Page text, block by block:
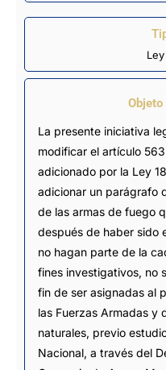
La presente iniciativa
modificar el artículo
adicionado por la Ley
adicionar un parágrafo
de las armas de fuego
después de haber sido
no hagan parte de la
fines investigativos, no
fin de ser asignadas al
las Fuerzas Armadas y
naturales, previo
Nacional, a través del